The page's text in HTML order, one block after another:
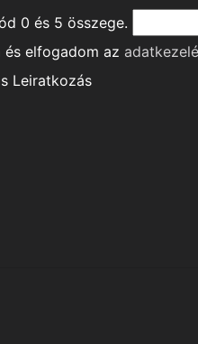
0 és 5 összege.
és elfogadom az
Leiratkozás